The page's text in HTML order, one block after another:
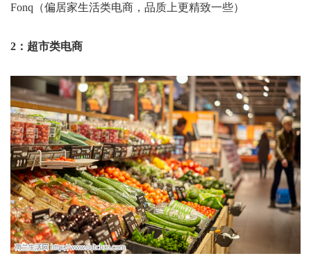
Fonq（偏居家生活类电商，品质上更精致一些）
2：超市类电商